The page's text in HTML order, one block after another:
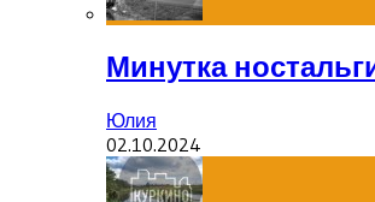
Минутка
Юлия
02.10.2024